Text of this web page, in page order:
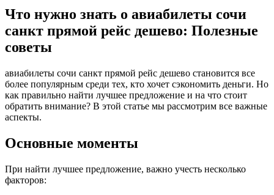
Что нужно знать о авиабилеты сочи
санкт прямой рейс дешево: Полезные
советы
авиабилеты сочи санкт прямой рейс дешево становится все
более популярным среди тех, кто хочет сэкономить деньги. Но
как правильно найти лучшее предложение и на что стоит
обратить внимание? В этой статье мы рассмотрим все важные
аспекты.
Основные моменты
При найти лучшее предложение, важно учесть несколько
факторов: